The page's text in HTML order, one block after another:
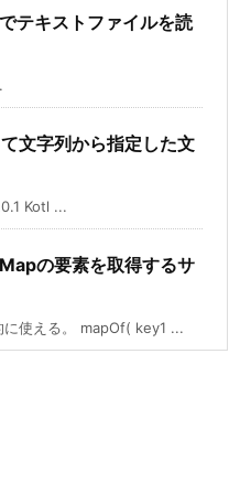
テキストファイルを読
文字列から指定した文
Kotl ...
の要素を取得するサ
使える。 mapOf( key1 ...